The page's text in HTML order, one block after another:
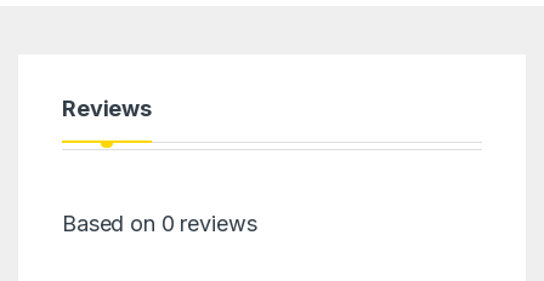
Reviews
Based on 0 reviews